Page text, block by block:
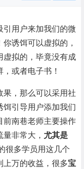
用户来加我们的微
诱饵可以虚拟的，
拟的，毕竟没有成
或者电子书！
，那么可以采用社
引导用户添加我们
前南巷老师主要操作
非常大， 尤其是
很多学员用这几个
万的收益，很多宝